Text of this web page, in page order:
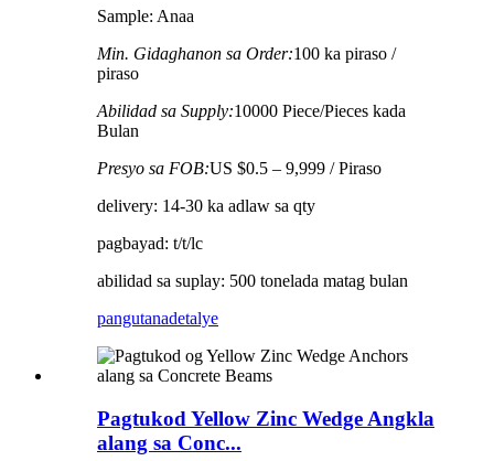
Sample: Anaa
Min. Gidaghanon sa Order:100 ka piraso /
piraso
Abilidad sa Supply:10000 Piece/Pieces kada
Bulan
Presyo sa FOB:US $0.5 – 9,999 / Piraso
delivery: 14-30 ka adlaw sa qty
pagbayad: t/t/lc
abilidad sa suplay: 500 tonelada matag bulan
pangutanadetalye
Pagtukod Yellow Zinc Wedge Angkla
alang sa Conc...